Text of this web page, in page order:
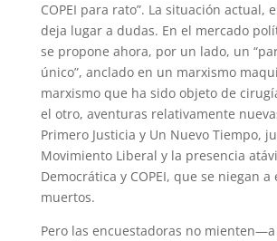
COPEI para rato”. La situación actual,
deja lugar a dudas. En el mercado
se propone ahora, por un lado, un
único”, anclado en un marxismo
marxismo que ha sido objeto de
el otro, aventuras relativamente
Primero Justicia y Un Nuevo Tiempo,
Movimiento Liberal y la presencia
Democrática y COPEI, que se niegan
muertos.
Pero las encuestadoras no